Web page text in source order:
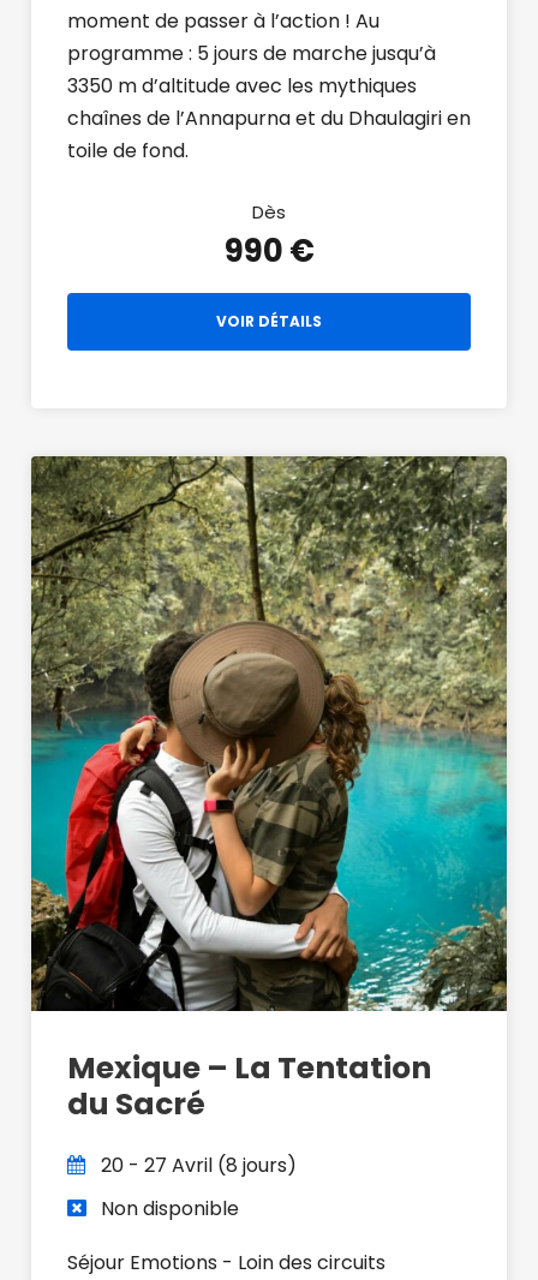
moment de passer à l’action ! Au
programme : 5 jours de marche jusqu’à
3350 m d’altitude avec les mythiques
chaînes de l’Annapurna et du Dhaulagiri en
toile de fond.
Dès
990 €
VOIR DÉTAILS
Mexique – La Tentation
du Sacré
20 - 27 Avril (8 jours)
Non disponible
Séjour Emotions - Loin des circuits